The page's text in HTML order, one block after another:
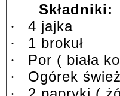
Składniki:
· 4 jajka
· 1 brokuł
· Por ( biała
· Ogórek